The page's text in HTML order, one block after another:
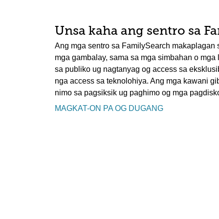
Unsa kaha ang sentro sa
Ang mga sentro sa FamilySearch makaplagan
mga gambalay, sama sa mga simbahan o
sa publiko ug nagtanyag og access sa
nga access sa teknolohiya. Ang mga kawani
nimo sa pagsiksik ug paghimo og mga
MAGKAT-ON PA OG DUGANG